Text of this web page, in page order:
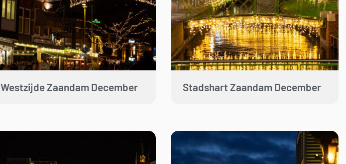
Westzijde Zaandam December Stadshart Zaandam December